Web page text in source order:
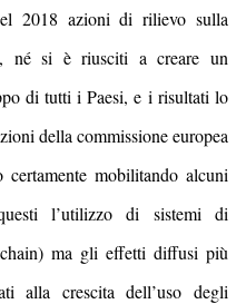
2018 azioni di rilievo sulla
né si è riusciti a creare un
di tutti i Paesi, e i risultati lo
della commissione europea
certamente mobilitando alcuni
l’utilizzo di sistemi di
ma gli effetti diffusi più
alla crescita dell’uso degli